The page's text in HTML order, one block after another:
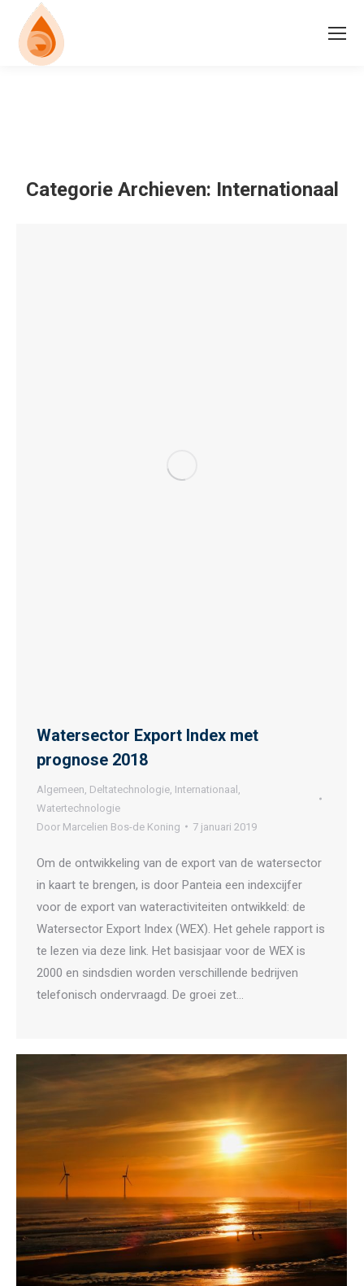
Categorie Archieven: Internationaal
Watersector Export Index met
prognose 2018
Algemeen Deltatechnologie Internationaal
Watertechnologie
Door Marcelien Bos-de Koning 7 januari 2019
Om de ontwikkeling van de export van de watersector
in kaart te brengen, is door Panteia een indexcijfer
voor de export van wateractiviteiten ontwikkeld: de
Watersector Export Index (WEX). Het gehele rapport is
te lezen via deze link. Het basisjaar voor de WEX is
2000 en sindsdien worden verschillende bedrijven
telefonisch ondervraagd. De groei zet…